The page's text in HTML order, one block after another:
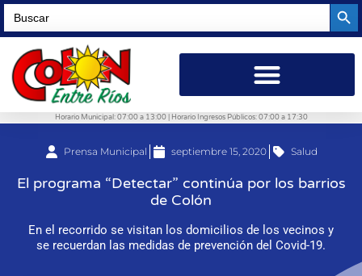
Search
for:
Horario Municipal: 07:00 a 13:00 | Horario Ingresos Públicos: 07:00 a 17:30
Prensa Municipal septiembre 15, 2020 Salud
El programa “Detectar” continúa por los barrios
de Colón
En el recorrido se visitan los domicilios de los vecinos y
se recuerdan las medidas de prevención del Covid-19.